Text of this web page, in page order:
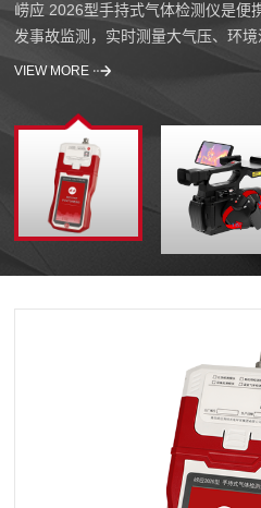
崂应 2026型手持式气体检测仪是便
发事故监测，实时测量大气压、环境
VIEW MORE